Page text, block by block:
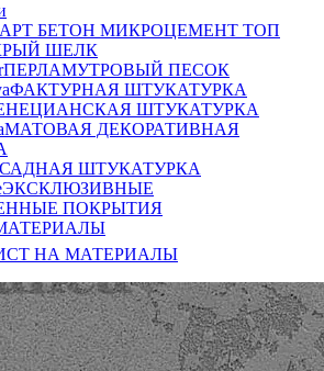
АРТ БЕТОН МИКРОЦЕМЕНТ ТОП
ШЕЛК
ПЕРЛАМУТРОВЫЙ ПЕСОК
ФАКТУРНАЯ ШТУКАТУРКА
ШТУКАТУРКА
МАТОВАЯ ДЕКОРАТИВНАЯ
ШТУКАТУРКА
ЭКСКЛЮЗИВНЫЕ
ПОКРЫТИЯ
НА МАТЕРИАЛЫ